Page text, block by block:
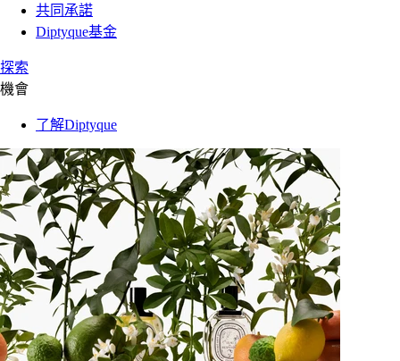
共同承諾
Diptyque基金
探索
機會
了解Diptyque